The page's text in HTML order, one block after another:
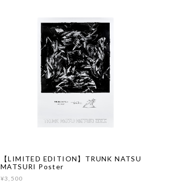
【LIMITED EDITION】TRUNK NATSU
MATSURI Poster
¥3,500